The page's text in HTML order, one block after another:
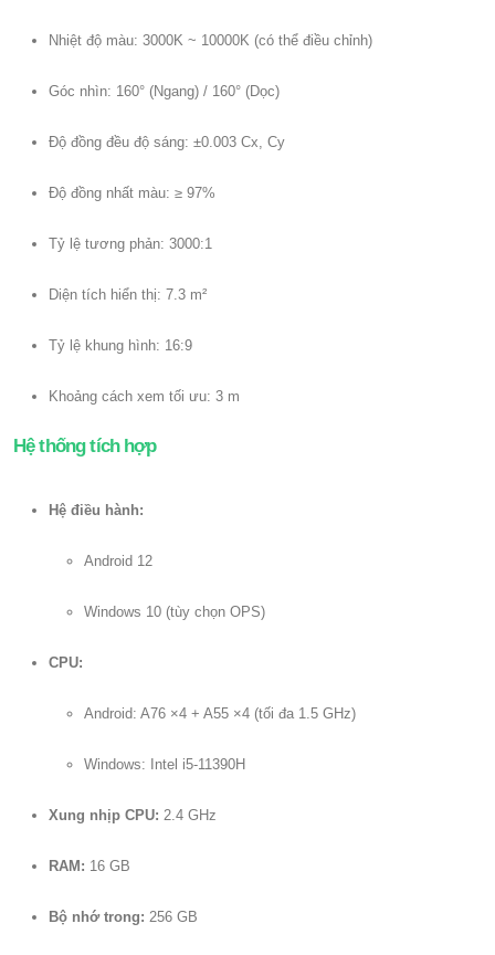
Nhiệt độ màu: 3000K ~ 10000K (có thể điều chỉnh)
Góc nhìn: 160° (Ngang) / 160° (Dọc)
Độ đồng đều độ sáng: ±0.003 Cx, Cy
Độ đồng nhất màu: ≥ 97%
Tỷ lệ tương phản: 3000:1
Diện tích hiển thị: 7.3 m²
Tỷ lệ khung hình: 16:9
Khoảng cách xem tối ưu: 3 m
Hệ thống tích hợp
Hệ điều hành:
Android 12
Windows 10 (tùy chọn OPS)
CPU:
Android: A76 ×4 + A55 ×4 (tối đa 1.5 GHz)
Windows: Intel i5-11390H
Xung nhịp CPU: 2.4 GHz
RAM: 16 GB
Bộ nhớ trong: 256 GB